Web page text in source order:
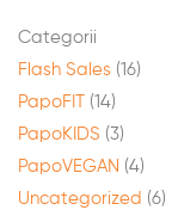
Categorii
Flash Sales (16)
PapoFIT
(14)
PapoKIDS (3)
PapoVEGAN (4)
Uncategorized (6)